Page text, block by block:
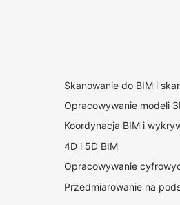
Skanowanie do BIM i
Opracowywanie modeli
Koordynacja BIM i
4D i 5D BIM
Opracowywanie
Przedmiarowanie na